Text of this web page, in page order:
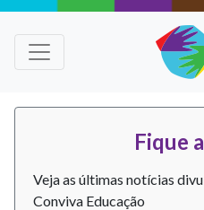
Fique
Veja as últimas notícias
Conviva Educação